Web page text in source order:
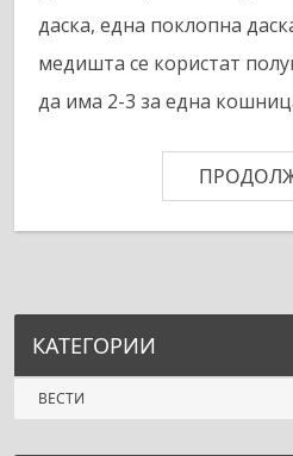
даска, една поклопна
медишта се користат
да има 2-3 за една
КАТЕГОРИИ
ВЕСТИ